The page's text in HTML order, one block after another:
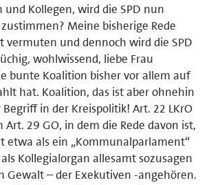
und Kollegen, wird die SPD nun
Meine bisherige Rede
vermuten und dennoch wird die SPD
wohlwissend, liebe Frau
bunte Koalition bisher vor allem auf
hat. Koalition, das ist aber ohnehin
in der Kreispolitik! Art. 22 LKrO
29 GO, in dem die Rede davon ist,
etwa als ein „Kommunalparlament“
Kollegialorgan allesamt sozusagen
Gewalt – der Exekutiven -angehören.